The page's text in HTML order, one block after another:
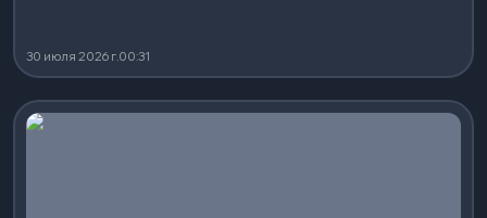
30 июля 2026 г.00:31